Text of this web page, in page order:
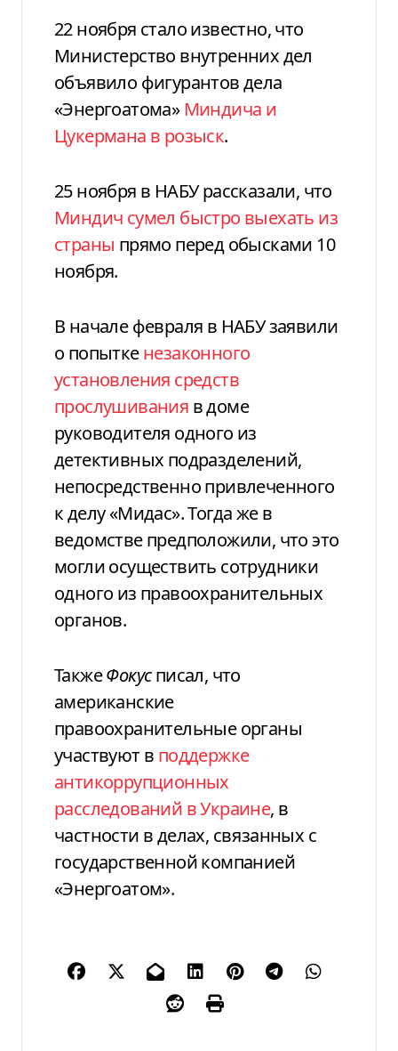
22 ноября стало известно, что
Министерство внутренних дел
объявило фигурантов дела
«Энергоатома» Миндича и
Цукермана в розыск.
25 ноября в НАБУ рассказали, что
Миндич сумел быстро выехать из
страны прямо перед обысками 10
ноября.
В начале февраля в НАБУ заявили
о попыткенезаконного
установления средств
прослушивания в доме
руководителя одного из
детективных подразделений,
непосредственно привлеченного
к делу «Мидас». Тогда же в
ведомстве предположили, что это
могли осуществить сотрудники
одного из правоохранительных
органов.
ТакжеФокусписал, что
американские
правоохранительные органы
участвуют в поддержке
антикоррупционных
расследований в Украине, в
частности в делах, связанных с
государственной компанией
«Энергоатом».